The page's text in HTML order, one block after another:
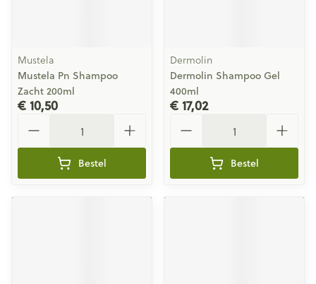
Mustela
Mustela Pn Shampoo
Zacht 200ml
€ 10,50
Bestel
Dermolin
Dermolin Shampoo Gel
400ml
€ 17,02
Bestel